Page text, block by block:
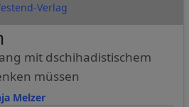
Verlag
Melzer
mit dschihadistischem
müssen